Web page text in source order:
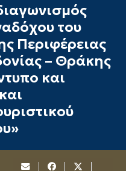
του
Περιφέρειας
– Θράκης
και